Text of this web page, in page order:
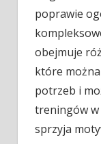
poprawie
obejmuje
które
potrzeb i
treningów w
sprzyja